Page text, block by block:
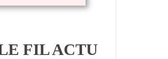
FIL ACTU